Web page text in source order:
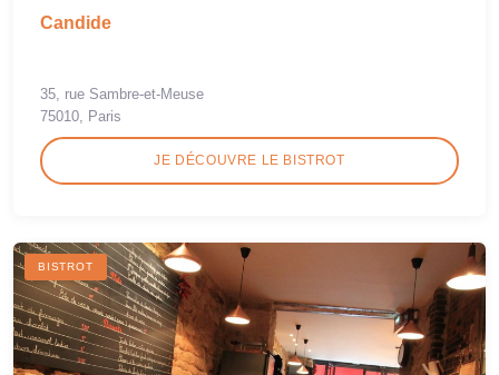
Candide
35, rue Sambre-et-Meuse
75010, Paris
JE DÉCOUVRE LE BISTROT
BISTROT